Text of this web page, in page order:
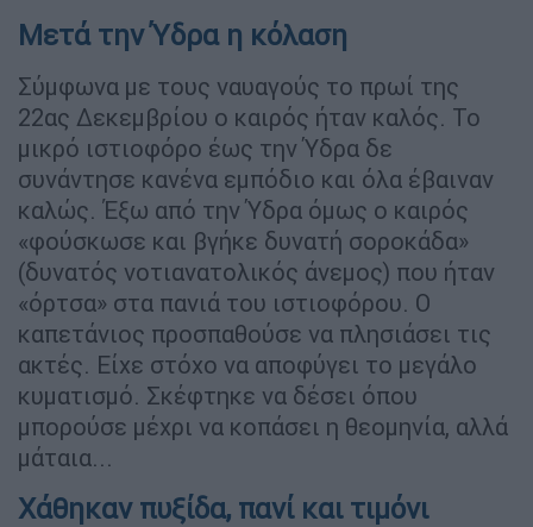
Μετά την Ύδρα η κόλαση
Σύμφωνα με τους ναυαγούς το πρωί της
22ας Δεκεμβρίου ο καιρός ήταν καλός. Το
μικρό ιστιοφόρο έως την Ύδρα δε
συνάντησε κανένα εμπόδιο και όλα έβαιναν
καλώς. Έξω από την Ύδρα όμως ο καιρός
«φούσκωσε και βγήκε δυνατή σοροκάδα»
(δυνατός νοτιανατολικός άνεμος) που ήταν
«όρτσα» στα πανιά του ιστιοφόρου. Ο
καπετάνιος προσπαθούσε να πλησιάσει τις
ακτές. Είχε στόχο να αποφύγει το μεγάλο
κυματισμό. Σκέφτηκε να δέσει όπου
μπορούσε μέχρι να κοπάσει η θεομηνία, αλλά
μάταια...
Χάθηκαν πυξίδα, πανί και τιμόνι